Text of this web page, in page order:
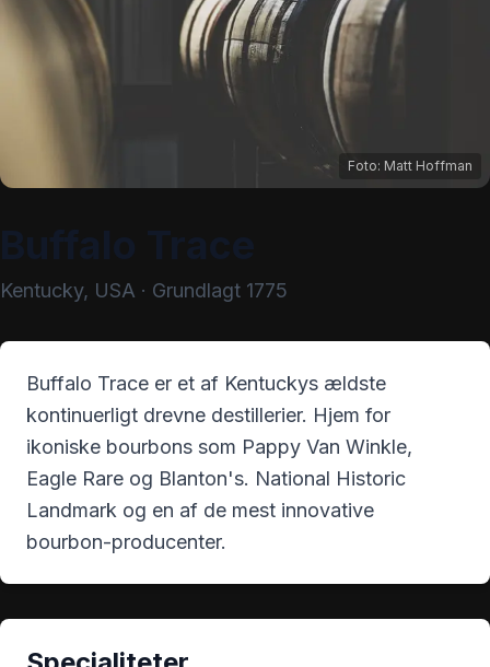
Foto: Matt Hoffman
Kentucky, USA · Grundlagt 1775
Buffalo Trace er et af Kentuckys ældste
kontinuerligt drevne destillerier. Hjem for
ikoniske bourbons som Pappy Van Winkle,
Eagle Rare og Blanton's. National Historic
Landmark og en af de mest innovative
bourbon-producenter.